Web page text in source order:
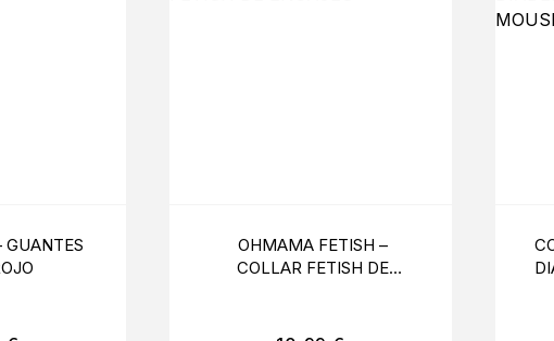
GUANTES
OHMAMA FETISH –
COLLAR FETISH DE